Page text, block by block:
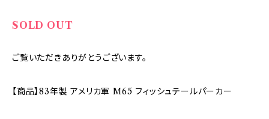
SOLD OUT
ご覧いただきありがとうございます。
【商品】83年製 アメリカ軍 M65 フィッシュテールパーカー